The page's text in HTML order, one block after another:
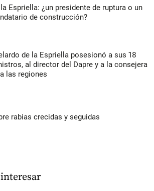
Espriella: ¿un presidente de ruptura o un
de construcción?
de la Espriella posesionó a sus 18
al director del Dapre y a la consejera
las regiones
rabias crecidas y seguidas